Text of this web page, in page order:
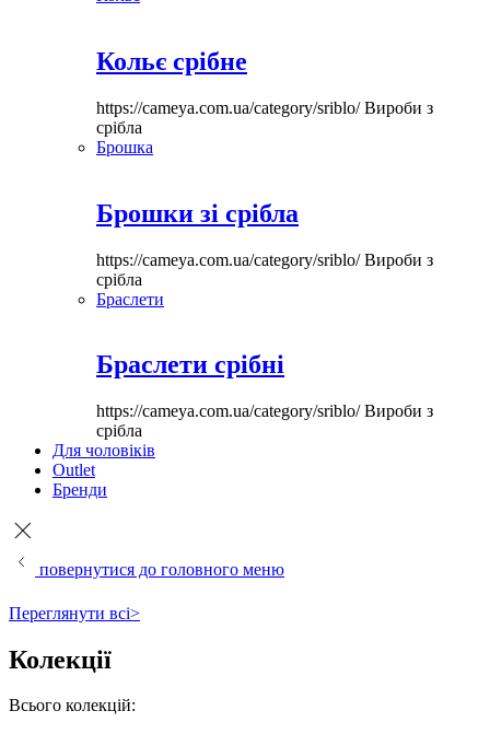
Кольє срібне
https://cameya.com.ua/category/sriblo/Вироби з
срібла
Брошка
Брошки зі срібла
https://cameya.com.ua/category/sriblo/Вироби з
срібла
Браслети
Браслети срібні
https://cameya.com.ua/category/sriblo/Вироби з
срібла
Для чоловіків
Outlet
Бренди
повернутися до головного меню
Переглянути всі>
Колекції
Всього колекцій: